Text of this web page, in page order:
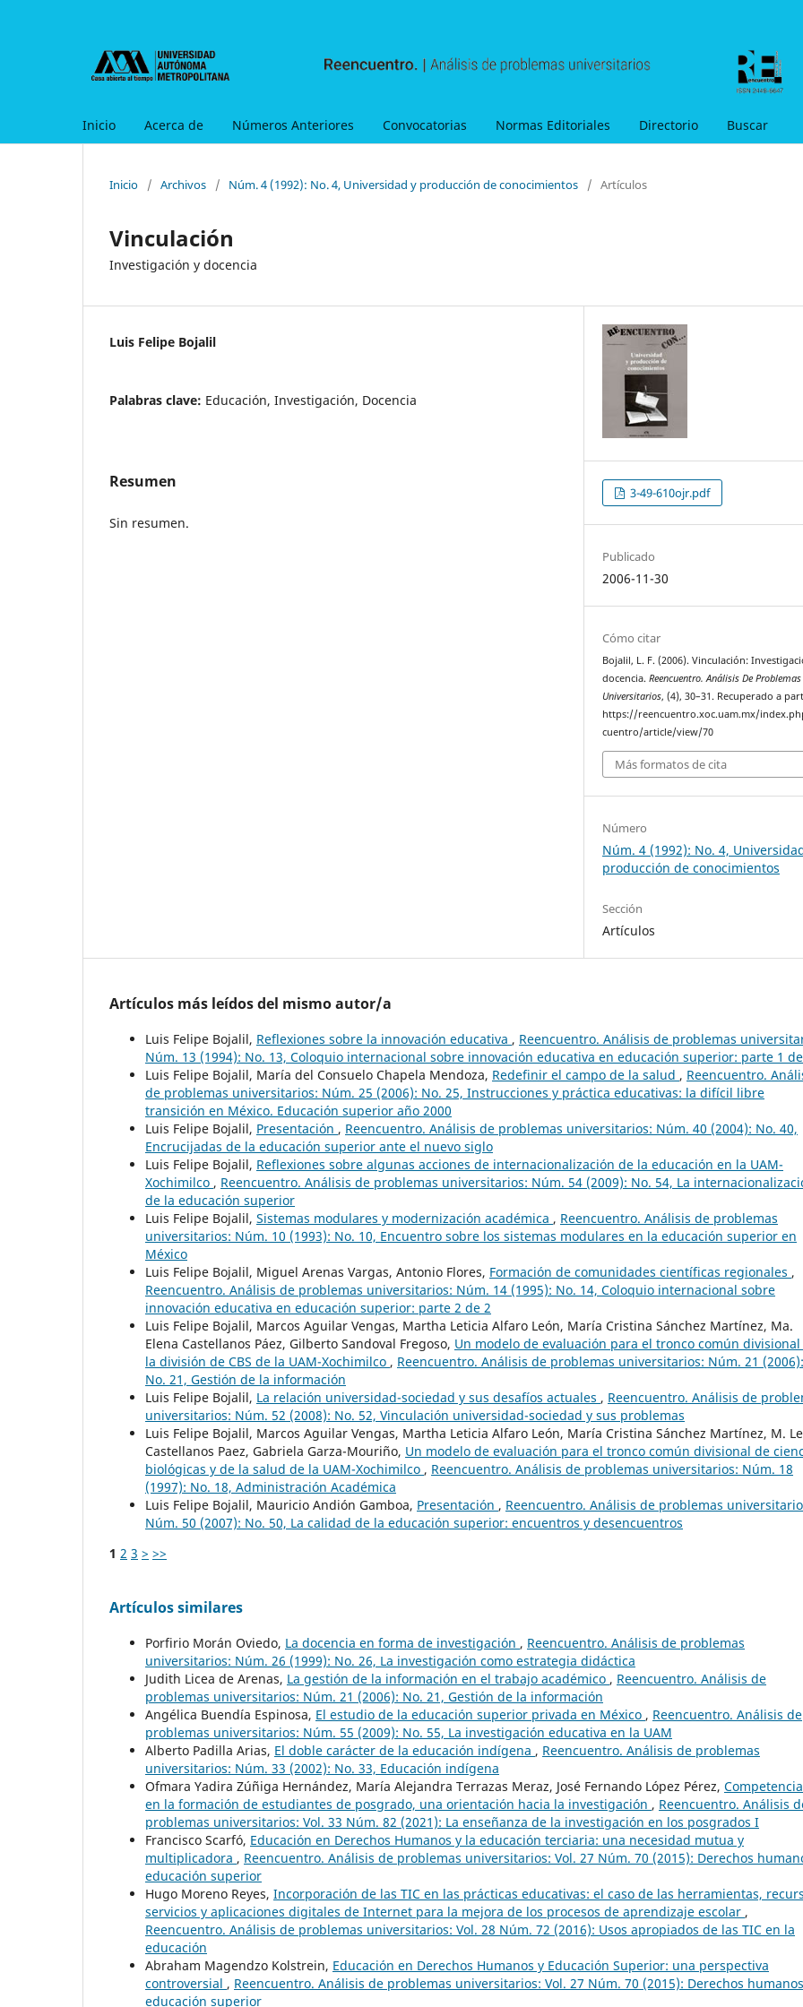
Inicio Acerca de Números Anteriores Convocatorias Normas Editoriales Directorio Buscar
Inicio / Archivos / Núm. 4 (1992): No. 4, Universidad y producción de conocimientos / Artículos
Vinculación
Investigación y docencia
Luis Felipe Bojalil
Palabras clave: Educación, Investigación, Docencia
Resumen
Sin resumen.
3-49-610ojr.pdf
Publicado
2006-11-30
Cómo citar
Bojalil, L. F. (2006). Vinculación:
docencia.Reencuentro. Análisis De Problemas
Universitarios, (4), 30–31. Recuperado a
https://reencuentro.xoc.uam.mx/
cuentro/article/view/70
Más formatos de cita
Número
Núm. 4 (1992): No. 4,
producción de conocimientos
Sección
Artículos
Artículos más leídos del mismo autor/a
Luis Felipe Bojalil, Reflexiones sobre la innovación educativa , Reencuentro. Análisis de problemas
Núm. 13 (1994): No. 13, Coloquio internacional sobre innovación educativa en educación superior: parte 1
Luis Felipe Bojalil, María del Consuelo Chapela Mendoza, Redefinir el campo de la salud , Reencuentro.
de problemas universitarios: Núm. 25 (2006): No. 25, Instrucciones y práctica educativas: la difícil libre
transición en México. Educación superior año 2000
Luis Felipe Bojalil, Presentación , Reencuentro. Análisis de problemas universitarios: Núm. 40 (2004): No. 40,
Encrucijadas de la educación superior ante el nuevo siglo
Luis Felipe Bojalil, Reflexiones sobre algunas acciones de internacionalización de la educación en la UAM-
Xochimilco , Reencuentro. Análisis de problemas universitarios: Núm. 54 (2009): No. 54, La
de la educación superior
Luis Felipe Bojalil, Sistemas modulares y modernización académica , Reencuentro. Análisis de problemas
universitarios: Núm. 10 (1993): No. 10, Encuentro sobre los sistemas modulares en la educación superior en
México
Luis Felipe Bojalil, Miguel Arenas Vargas, Antonio Flores, Formación de comunidades científicas regionales ,
Reencuentro. Análisis de problemas universitarios: Núm. 14 (1995): No. 14, Coloquio internacional sobre
innovación educativa en educación superior: parte 2 de 2
Luis Felipe Bojalil, Marcos Aguilar Vengas, Martha Leticia Alfaro León, María Cristina Sánchez Martínez, Ma.
Elena Castellanos Páez, Gilberto Sandoval Fregoso, Un modelo de evaluación para el tronco común
la división de CBS de la UAM-Xochimilco , Reencuentro. Análisis de problemas universitarios: Núm. 21 (2006):
No. 21, Gestión de la información
Luis Felipe Bojalil, La relación universidad-sociedad y sus desafíos actuales , Reencuentro. Análisis de
universitarios: Núm. 52 (2008): No. 52, Vinculación universidad-sociedad y sus problemas
Luis Felipe Bojalil, Marcos Aguilar Vengas, Martha Leticia Alfaro León, María Cristina Sánchez Martínez, M.
Castellanos Paez, Gabriela Garza-Mouriño, Un modelo de evaluación para el tronco común divisional de
biológicas y de la salud de la UAM-Xochimilco , Reencuentro. Análisis de problemas universitarios: Núm. 18
(1997): No. 18, Administración Académica
Luis Felipe Bojalil, Mauricio Andión Gamboa, Presentación , Reencuentro. Análisis de problemas
Núm. 50 (2007): No. 50, La calidad de la educación superior: encuentros y desencuentros
1 2 3 > >>
Artículos similares
Porfirio Morán Oviedo, La docencia en forma de investigación , Reencuentro. Análisis de problemas
universitarios: Núm. 26 (1999): No. 26, La investigación como estrategia didáctica
Judith Licea de Arenas, La gestión de la información en el trabajo académico , Reencuentro. Análisis de
problemas universitarios: Núm. 21 (2006): No. 21, Gestión de la información
Angélica Buendía Espinosa, El estudio de la educación superior privada en México , Reencuentro. Análisis de
problemas universitarios: Núm. 55 (2009): No. 55, La investigación educativa en la UAM
Alberto Padilla Arias, El doble carácter de la educación indígena , Reencuentro. Análisis de problemas
universitarios: Núm. 33 (2002): No. 33, Educación indígena
Ofmara Yadira Zúñiga Hernández, María Alejandra Terrazas Meraz, José Fernando López Pérez,
en la formación de estudiantes de posgrado, una orientación hacia la investigación , Reencuentro. Análisis
problemas universitarios: Vol. 33 Núm. 82 (2021): La enseñanza de la investigación en los posgrados I
Francisco Scarfó, Educación en Derechos Humanos y la educación terciaria: una necesidad mutua y
multiplicadora , Reencuentro. Análisis de problemas universitarios: Vol. 27 Núm. 70 (2015): Derechos
educación superior
Hugo Moreno Reyes, Incorporación de las TIC en las prácticas educativas: el caso de las herramientas,
servicios y aplicaciones digitales de Internet para la mejora de los procesos de aprendizaje escolar ,
Reencuentro. Análisis de problemas universitarios: Vol. 28 Núm. 72 (2016): Usos apropiados de las TIC en la
educación
Abraham Magendzo Kolstrein, Educación en Derechos Humanos y Educación Superior: una perspectiva
controversial , Reencuentro. Análisis de problemas universitarios: Vol. 27 Núm. 70 (2015): Derechos
educación superior